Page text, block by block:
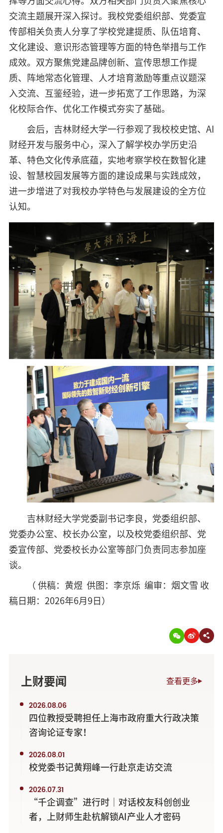
交流主题展开深入探讨。我校党委组织部、党委宣
传部相关负责人分享了学校党建提质、队伍培育、
文化建设、意识形态管理等方面的特色举措与工作
成效。双方聚焦党建品牌创新、宣传思想工作提
质、阵地常态化管理、人才培育激励等重点议题深
入交流、互鉴经验，进一步拓宽了工作思路，为深
化校际合作、优化工作模式夯实了基础。
会后，吉林财经大学一行参观了我校校史馆、AI
财经开发与服务中心，深入了解学校办学历史沿
革、特色文化传承底蕴，实地考察学校在数智化建
设、智慧校园发展等方面的建设成果与实践成效，
进一步增进了对我校办学特色与发展建设的全方位
认知。
吉林财经大学党委副书记李良，党委组织部、
党委办公室、校长办公室，以及校党委组织部、党
委宣传部、党委校长办公室等部门负责同志参加座
谈。
（ 供稿：黄煜 供图：李京烁 编审：烟文雪 收
稿日期：2026年6月9日）
上财要闻 查看更多
2026.08.06
四位教授受聘担任上海市政府重大行政决策
咨询论证专家！
2026.08.01
校党委书记黄翔峰一行赴京走访交流
2026.07.31
“千企调查”进行时｜对话校友科创创业
者，上财师生赴杭解锁AI产业人才密码